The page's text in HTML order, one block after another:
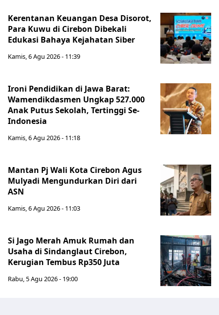
Kerentanan Keuangan Desa Disorot,
Para Kuwu di Cirebon Dibekali
Edukasi Bahaya Kejahatan Siber
Kamis, 6 Agu 2026 - 11:39
Ironi Pendidikan di Jawa Barat:
Wamendikdasmen Ungkap 527.000
Anak Putus Sekolah, Tertinggi Se-
Indonesia
Kamis, 6 Agu 2026 - 11:18
Mantan Pj Wali Kota Cirebon Agus
Mulyadi Mengundurkan Diri dari
ASN
Kamis, 6 Agu 2026 - 11:03
Si Jago Merah Amuk Rumah dan
Usaha di Sindanglaut Cirebon,
Kerugian Tembus Rp350 Juta
Rabu, 5 Agu 2026 - 19:00